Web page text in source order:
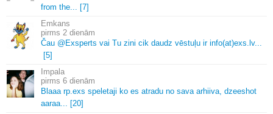
from the.
[7]
Emkans
2 dienām
Čau @Exsperts vai Tu zini cik daudz vēstuļu ir info(at)exs. lv.
[5]
Impala
6 dienām
Blaaa rp. exs speletaji ko es atradu no sava arhiiva, dzeeshot
aaraa.
[20]